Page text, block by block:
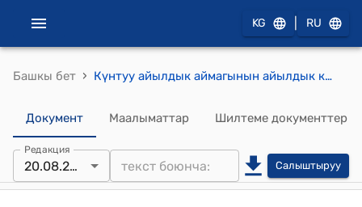
KG RU
Башкы бет › Күнтуу айылдык аймагынын айылдык кеңешинин 2024-жылдын 20-августундагы № 6/42 "Күнтуу айыл аймагынын Ардактуу атуулу" наамын ыйгаруу жөнүндө" токтому
Документ Маалыматтар Шилтеме документтер
Редакция
20.08.2024 Салыштыруу